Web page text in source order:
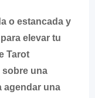
o estancada y
elevar tu
Tarot
sobre una
agendar una